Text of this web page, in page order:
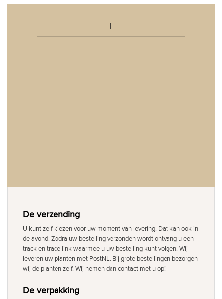
De verzending
U kunt zelf kiezen voor uw moment van levering. Dat kan ook in
de avond. Zodra uw bestelling verzonden wordt ontvang u een
track en trace link waarmee u uw bestelling kunt volgen. Wij
leveren uw planten met PostNL. Bij grote bestellingen bezorgen
wij de planten zelf. Wij nemen dan contact met u op!
De verpakking